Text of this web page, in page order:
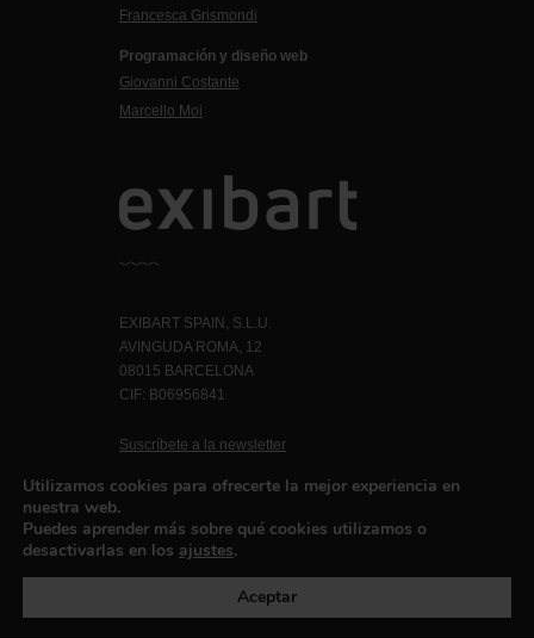
Francesca Grismondi
Programación y diseño web
Giovanni Costante
Marcello Moi
EXIBART SPAIN, S.L.U.
AVINGUDA ROMA, 12
08015 BARCELONA
CIF: B06956841
Suscríbete a la newsletter
Política de privacidad
Utilizamos cookies para ofrecerte la mejor experiencia en
nuestra web.
Puedes aprender más sobre qué cookies utilizamos o
desactivarlas en los ajustes.
Aceptar